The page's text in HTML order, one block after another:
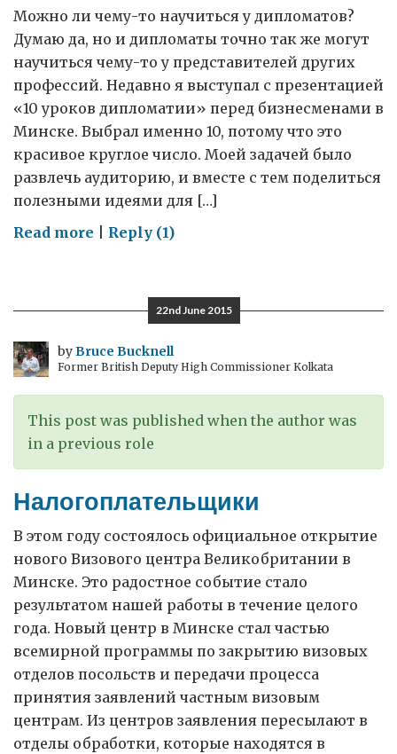
Можно ли чему-то научиться у дипломатов?
Думаю да, но и дипломаты точно так же могут
научиться чему-то у представителей других
профессий. Недавно я выступал с презентацией
«10 уроков дипломатии» перед бизнесменами в
Минске. Выбрал именно 10, потому что это
красивое круглое число. Моей задачей было
развлечь аудиторию, и вместе с тем поделиться
полезными идеями для […]
Read more onReply (1)
22nd June 2015
byBruce Bucknell
Former British Deputy High Commissioner Kolkata
This post was published when the author was
in a previous role
Налогоплательщики
В этом году состоялось официальное открытие
нового Визового центра Великобритании в
Минске. Это радостное событие стало
результатом нашей работы в течение целого
года. Новый центр в Минске стал частью
всемирной программы по закрытию визовых
отделов посольств и передачи процесса
принятия заявлений частным визовым
центрам. Из центров заявления пересылают в
отделы обработки, которые находятся в